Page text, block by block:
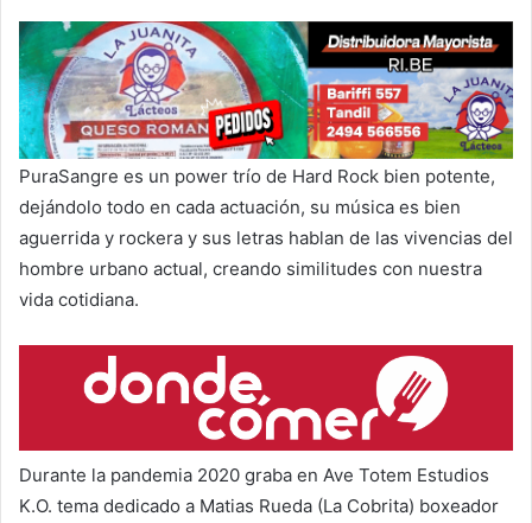
PuraSangre es un power trío de Hard Rock bien potente,
dejándolo todo en cada actuación, su música es bien
aguerrida y rockera y sus letras hablan de las vivencias del
hombre urbano actual, creando similitudes con nuestra
vida cotidiana.
Durante la pandemia 2020 graba en Ave Totem Estudios
K.O. tema dedicado a Matias Rueda (La Cobrita) boxeador